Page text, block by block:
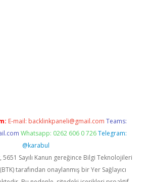
E-mail: backlinkpaneli@gmail.com Teams:
Whatsapp: 0262 606 0 726 Telegram:
@karabul
5651 Sayılı Kanun gereğince Bilgi Teknolojileri
tarafından onaylanmış bir Yer Sağlayıcı